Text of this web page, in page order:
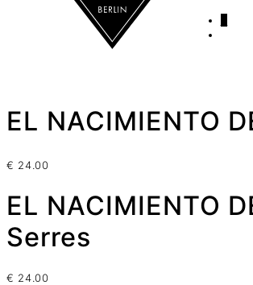
EL NACIMIENTO
€ 24.00
EL NACIMIENTO
Serres
€ 24.00